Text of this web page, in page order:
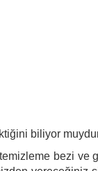
biliyor
bezi ve